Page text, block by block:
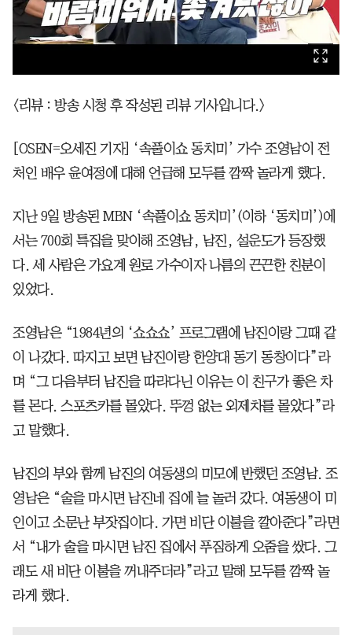
<리뷰 : 방송 시청 후 작성된 리뷰 기사입니다.>
[OSEN=오세진 기자] ‘속풀이쇼 동치미’ 가수 조영남이 전
처인 배우 윤여정에 대해 언급해 모두를 깜짝 놀라게 했다.
지난 9일 방송된 MBN ‘속풀이쇼 동치미’(이하 ‘동치미’)에
서는 700회 특집을 맞이해 조영남, 남진, 설운도가 등장했
다. 세 사람은 가요계 원로 가수이자 나름의 끈끈한 친분이
있었다.
조영남은 “1984년의 ‘쇼쇼쇼’ 프로그램에 남진이랑 그때 같
이 나갔다. 따지고 보면 남진이랑 한양대 동기 동창이다”라
며 “그 다음부터 남진을 따라다닌 이유는 이 친구가 좋은 차
를 몬다. 스포츠카를 몰았다. 뚜껑 없는 외제차를 몰았다”라
고 말했다.
남진의 부와 함께 남진의 여동생의 미모에 반했던 조영남. 조
영남은 “술을 마시면 남진네 집에 늘 놀러 갔다. 여동생이 미
인이고 소문난 부잣집이다. 가면 비단 이불을 깔아준다”라면
서 “내가 술을 마시면 남진 집에서 푸짐하게 오줌을 쌌다. 그
래도 새 비단 이불을 꺼내주더라”라고 말해 모두를 깜짝 놀
라게 했다.